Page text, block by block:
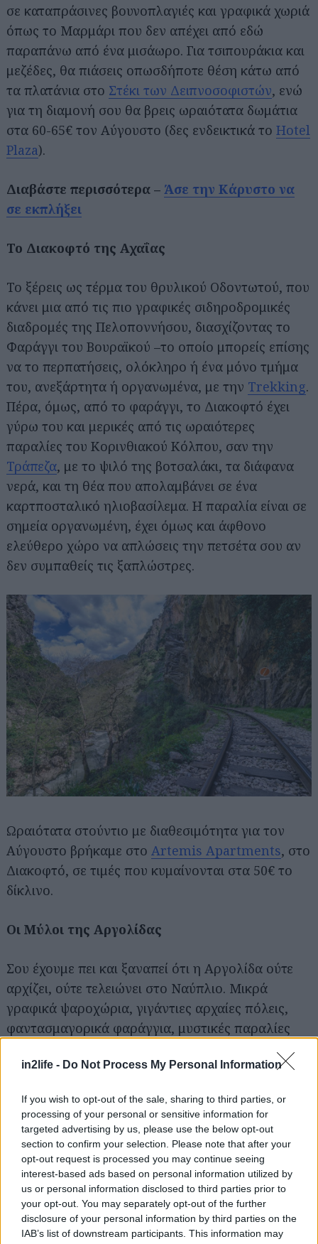
in2life - Do Not Process My Personal Information
If you wish to opt-out of the sale, sharing to third parties, or
processing of your personal or sensitive information for
targeted advertising by us, please use the below opt-out
section to confirm your selection. Please note that after your
opt-out request is processed you may continue seeing
interest-based ads based on personal information utilized by
us or personal information disclosed to third parties prior to
your opt-out. You may separately opt-out of the further
disclosure of your personal information by third parties on the
IAB’s list of downstream participants. This information may
σε καταπράσινες βουνοπλαγιές και γραφικά χωριά
όπως το Μαρμάρι που δεν απέχει από εδώ
παραπάνω από ένα μισάωρο. Για τσιπουράκια και
μεζέδες, θα πιάσεις οπωσδήποτε θέση κάτω από
τα πλατάνια στο Στέκι των Δειπνοσοφιστών, ενώ
για τη διαμονή σου θα βρεις ωραιότατα δωμάτια
στα 60-65€ τον Αύγουστο (δες ενδεικτικά το Hotel
Plaza).
Διαβάστε περισσότερα – Άσε την Κάρυστο να
σε εκπλήξει
Το Διακοφτό της Αχαΐας
Το ξέρεις ως τέρμα του θρυλικού Οδοντωτού, που
κάνει μια από τις πιο γραφικές σιδηροδρομικές
διαδρομές της Πελοποννήσου, διασχίζοντας το
Φαράγγι του Βουραϊκού –το οποίο μπορείς επίσης
να το περπατήσεις, ολόκληρο ή ένα μόνο τμήμα
του, ανεξάρτητα ή οργανωμένα, με την Trekking.
Πέρα, όμως, από το φαράγγι, το Διακοφτό έχει
γύρω του και μερικές από τις ωραιότερες
παραλίες του Κορινθιακού Κόλπου, σαν την
Τράπεζα, με το ψιλό της βοτσαλάκι, τα διάφανα
νερά, και τη θέα που απολαμβάνει σε ένα
καρτποσταλικό ηλιοβασίλεμα. Η παραλία είναι σε
σημεία οργανωμένη, έχει όμως και άφθονο
ελεύθερο χώρο να απλώσεις την πετσέτα σου αν
δεν συμπαθείς τις ξαπλώστρες.
Ωραιότατα στούντιο με διαθεσιμότητα για τον
Αύγουστο βρήκαμε στο Artemis Apartments, στο
Διακοφτό, σε τιμές που κυμαίνονται στα 50€ το
δίκλινο.
Οι Μύλοι της Αργολίδας
Σου έχουμε πει και ξαναπεί ότι η Αργολίδα ούτε
αρχίζει, ούτε τελειώνει στο Ναύπλιο. Μικρά
γραφικά ψαροχώρια, γιγάντιες αρχαίες πόλεις,
φαντασμαγορικά φαράγγια, μυστικές παραλίες
υπομονετικά να τους εξερευνήσεις. Να οι Μύλοι
Πελοποννήσου για το σουβλάκι τους, που αν δε
σου φέρει στο μυαλό παιδικές αναμνήσεις μάλλον
δεν περνούσες παλιά τα καλοκαίρια σου στην
Ελλάδα, οι Μύλοι είναι ένα παραθαλάσσιο χωριό
10 λεπτά έξω από το Ναύπλιο, με τη δική του
βοτσαλωτή παραλιούλα. Γίνονται, δε, η τέλεια
βάση για να εξερευνήσεις όσες γωνιές της
Αναζήτηση